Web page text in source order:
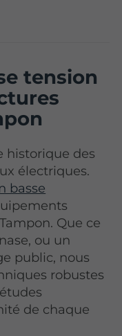
tension
historique des
électriques.
basse
Que ce
ou un
public, nous
robustes
de chaque